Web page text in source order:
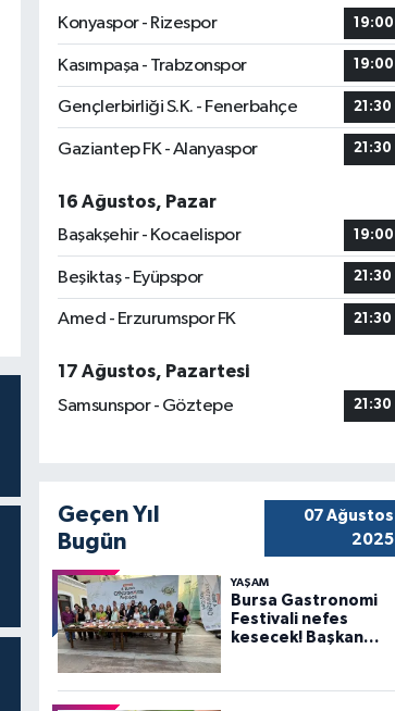
Konyaspor - Rizespor
19:00
Kasımpaşa - Trabzonspor 19:00
Gençlerbirliği S.K. - Fenerbahçe 21:30
Gaziantep FK - Alanyaspor 21:30
16 Ağustos, Pazar
Başakşehir - Kocaelispor
19:00
Beşiktaş - Eyüpspor 21:30
Amed - Erzurumspor FK 21:30
17 Ağustos, Pazartesi
Samsunspor - Göztepe
21:30
Geçen Yıl
Bugün
07 Ağustos
2025
YAŞAM
Bursa Gastronomi
Festivali nefes
kesecek! Başkan
açıklama